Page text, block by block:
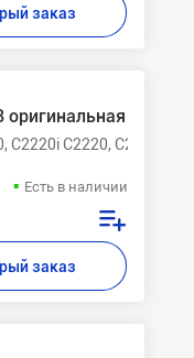
заказ
C2220i C2220, C2220L,
Есть в наличии
заказ